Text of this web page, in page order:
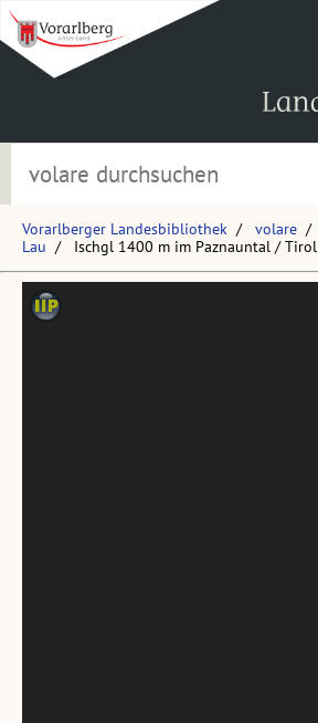
Vorarlberger Landesbibliothek volare
Lau
Ischgl 1400 m im Paznauntal / Tirol